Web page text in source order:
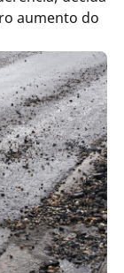
aumento do